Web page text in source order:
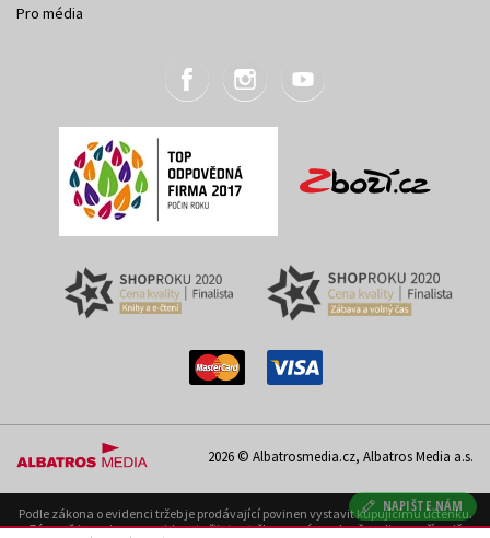
NAPIŠTE NÁM
Pro média
2026 © Albatrosmedia.cz, Albatros Media a.s.
Podle zákona o evidenci tržeb je prodávající povinen vystavit kupujícímu účtenku.
Zároveň je povinen zaevidovat přijatou tržbu u správce daně on-line; v případě